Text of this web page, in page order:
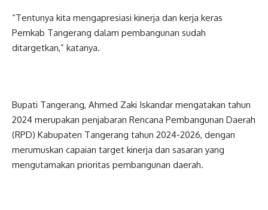
“Tentunya kita mengapresiasi kinerja dan kerja keras
Pemkab Tangerang dalam pembangunan sudah
ditargetkan,” katanya.
Bupati Tangerang, Ahmed Zaki Iskandar mengatakan tahun
2024 merupakan penjabaran Rencana Pembangunan Daerah
(RPD) Kabupaten Tangerang tahun 2024-2026, dengan
merumuskan capaian target kinerja dan sasaran yang
mengutamakan prioritas pembangunan daerah.